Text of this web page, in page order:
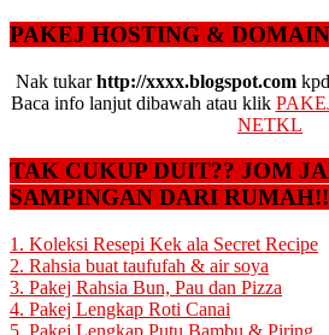
PAKEJ HOSTING &
Nak tukarhttp://xxxx.blogspot.comkpd
Baca info lanjut dibawah atau klik
NETKL
TAK CUKUP DUIT?? JOM
SAMPINGAN DARI RUMAH!!
1. Koleksi Resepi Kek ala Secret Recipe
2. Rahsia buat taufufah & air soya
3. Pakej Rahsia Bun, Pau dan Pizza
4. Pakej Lengkap Roti Canai
5. Pakej Lengkap Putu Bambu & Piring